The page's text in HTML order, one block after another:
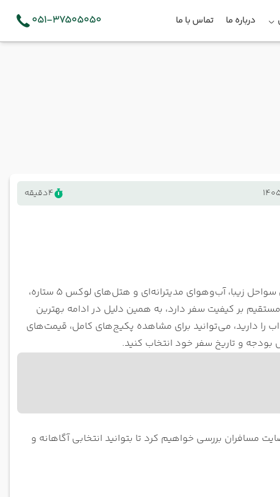
درباره ما تماس با ما
051-37505050
4دقیقه
آنتالیا یکی از محبوب‌ترین مقاصد گردشگری خارجی برای ایرانیان است که به دلیل سواحل زیبا، آب‌وهوای مدیترانه‌ای و هتل‌های لوکس 5 ستاره،
بر کیفیت سفر دارد، به همین دلیل در ادامه بهترین
را دارید، می‌توانید برای مشاهده پکیج‌های کامل، قیمت‌های
بودجه و تاریخ سفر خود انتخاب کنید.
مسافران بررسی خواهیم کرد تا بتوانید انتخابی آگاهانه و